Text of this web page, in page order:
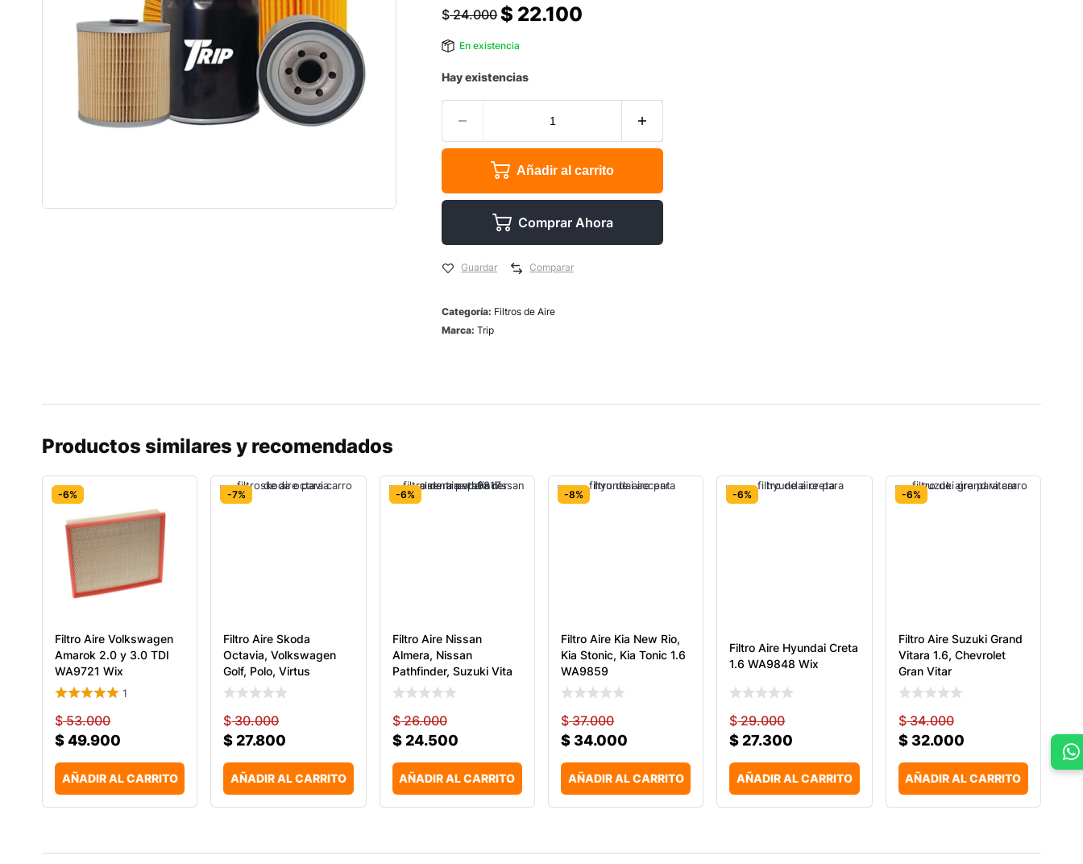
$24.000 $ 22.100
En existencia
Hay existencias
Añadir al carrito
Comprar Ahora
Guardar Comparar
Categoría: Filtros de Aire
Marca: Trip
Productos similares y recomendados
-6%
Filtro Aire Volkswagen
Amarok 2.0 y 3.0 TDI
WA9721 Wix
1
$53.000
$49.900
AÑADIR AL CARRITO
-7%
Filtro Aire Skoda
Octavia, Volkswagen
Golf, Polo, Virtus
$30.000
$27.800
AÑADIR AL CARRITO
-6%
Filtro Aire Nissan
Almera, Nissan
Pathfinder, Suzuki Vita
$26.000
$24.500
AÑADIR AL CARRITO
-8%
Filtro Aire Kia New Rio,
Kia Stonic, Kia Tonic 1.6
WA9859
$37.000
$34.000
AÑADIR AL CARRITO
-6%
Filtro Aire Hyundai Creta
1.6 WA9848 Wix
$29.000
$27.300
AÑADIR AL CARRITO
-6%
Filtro Aire Suzuki Grand
Vitara 1.6, Chevrolet
Gran Vitar
$34.000
$32.000
AÑADIR AL CARRITO